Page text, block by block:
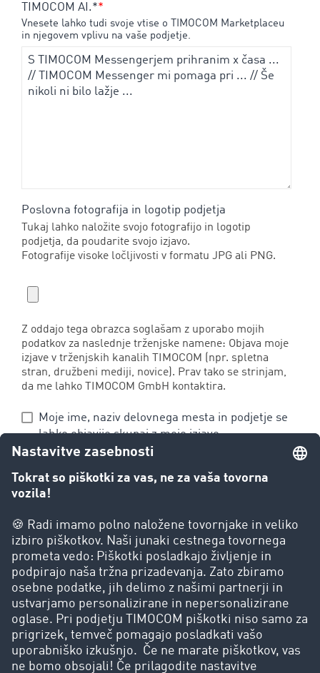
TIMOCOM AI.**
Vnesete lahko tudi svoje vtise o TIMOCOM Marketplaceu
in njegovem vplivu na vaše podjetje.
Poslovna fotografija in logotip podjetja
Tukaj lahko naložite svojo fotografijo in logotip
podjetja, da poudarite svojo izjavo.
Fotografije visoke ločljivosti v formatu JPG ali PNG.
Z oddajo tega obrazca soglašam z uporabo mojih
podatkov za naslednje trženjske namene: Objava moje
izjave v trženjskih kanalih TIMOCOM (npr. spletna
stran, družbeni mediji, novice). Prav tako se strinjam,
da me lahko TIMOCOM GmbH kontaktira.
Moje ime, naziv delovnega mesta in podjetje se
lahko objavijo skupaj z mojo izjavo.
fotografijo uporabi za navedene namene.
Potrjujem, da sem pooblaščen/a za deljenje in
Želim redno prejemati informacije o ponudbah
in dogodkih podjetja TIMOCOM. V ta namen se
lahko na podlagi mojih podatkov ustvari osebni
uporabniški profil.
Svoje soglasje lahko kadarkoli prekličem. Podrobnejše
informacije o obdelavi podatkov najdete na: Varstvo
podatkov